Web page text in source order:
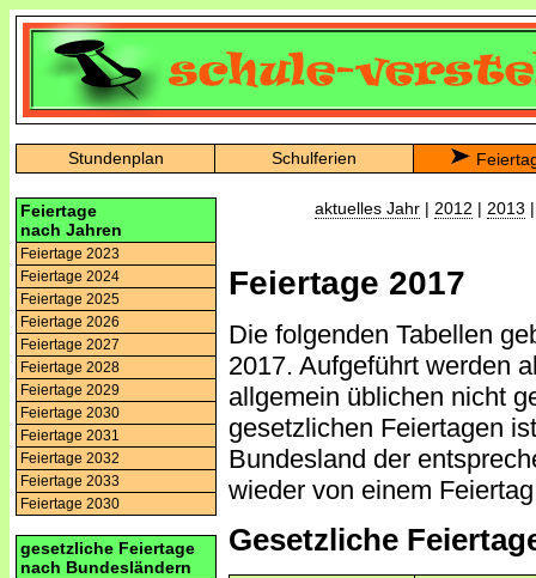
Stundenplan Schulferien
Feiertage
nach Jahren
Feiertage 2023
Feiertage 2024
Feiertage 2025
Feiertage 2026
Feiertage 2027
Feiertage 2028
Feiertage 2029
Feiertage 2030
Feiertage 2031
Feiertage 2032
Feiertage 2033
Feiertage 2030
gesetzliche Feiertage
nach Bundesländern
aktuelles Jahr | 2012 | 2013
Feiertage 2017
Die folgenden Tabellen
2017. Aufgeführt werden
allgemein üblichen nicht
gesetzlichen Feiertagen
Bundesland der
wieder von einem
Gesetzliche